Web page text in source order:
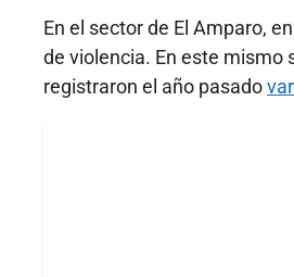
En el sector de El Amparo,
de violencia. En este mismo
registraron el año pasado